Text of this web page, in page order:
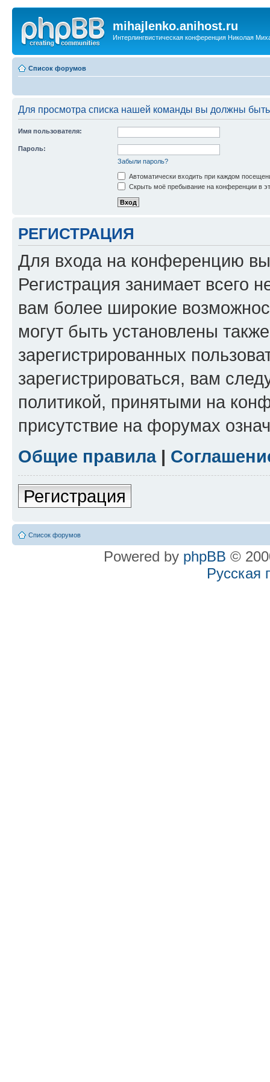
mihajlenko.anihost.ru
Интерлингвистическая конференция Николая
Список форумов
Для просмотра списка нашей команды вы должны
Имя пользователя:
Пароль:
Забыли пароль?
Автоматически входить при каждом
Скрыть моё пребывание на конференции в
РЕГИСТРАЦИЯ
Для входа на конференцию
Регистрация занимает всего
вам более широкие
могут быть установлены
зарегистрированных
зарегистрироваться, вам
политикой, принятыми на
присутствие на форумах
Общие правила|
Регистрация
Список форумов
Powered by phpBB ©
Русская